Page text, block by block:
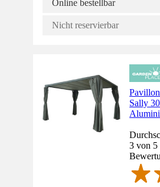
Online bestellbar
Nicht reservierbar
Sally
3 von 5